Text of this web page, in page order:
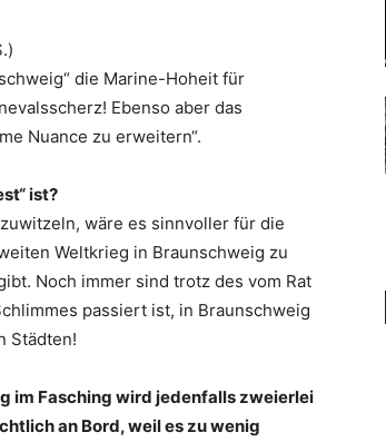
die Marine-Hoheit für
Ebenso aber das
Nuance zu erweitern“.
ist?
wäre es sinnvoller für die
Weltkrieg in Braunschweig zu
Noch immer sind trotz des vom Rat
passiert ist, in Braunschweig
Städten!
im Fasching wird jedenfalls zweierlei
an Bord, weil es zu wenig